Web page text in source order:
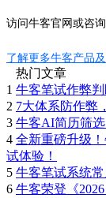
访问牛客官网或咨
了解更多牛客产品
热门文章
1 牛客笔试作弊
2 7大体系防作弊
3 牛客AI简历筛
4 全新重磅升级
试体验！
5 牛客笔试系统常
6 牛客荣登《